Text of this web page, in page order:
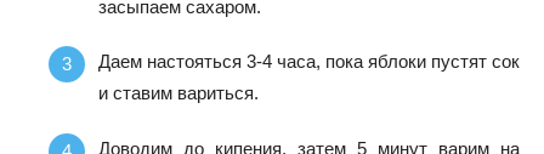
засыпаем сахаром.
Даем настояться 3-4 часа, пока яблоки пустят сок
и ставим вариться.
Доводим до кипения, затем 5 минут варим на